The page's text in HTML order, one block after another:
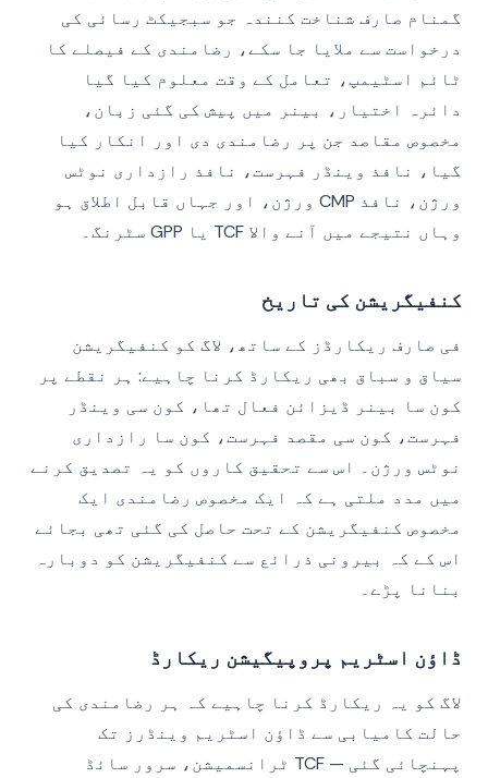
گمنام صارف شناخت کنندہ جو سبجیکٹ رسائی کی
درخواست سے ملایا جا سکے، رضامندی کے فیصلے کا
ٹائم اسٹیمپ، تعامل کے وقت معلوم کیا گیا
دائرہ اختیار، بینر میں پیش کی گئی زبان،
مخصوص مقاصد جن پر رضامندی دی اور انکار کیا
گیا، نافذ وینڈر فہرست، نافذ رازداری نوٹس
ورژن، نافذ CMP ورژن، اور جہاں قابل اطلاق ہو
وہاں نتیجے میں آنے والا TCF یا GPP سٹرنگ۔
کنفیگریشن کی تاریخ
فی صارف ریکارڈز کے ساتھ، لاگ کو کنفیگریشن
سیاق و سباق بھی ریکارڈ کرنا چاہیے: ہر نقطے پر
کون سا بینر ڈیزائن فعال تھا، کون سی وینڈر
فہرست، کون سی مقصد فہرست، کون سا رازداری
نوٹس ورژن۔ اس سے تحقیق کاروں کو یہ تصدیق کرنے
میں مدد ملتی ہے کہ ایک مخصوص رضامندی ایک
مخصوص کنفیگریشن کے تحت حاصل کی گئی تھی بجائے
اس کے کہ بیرونی ذرائع سے کنفیگریشن کو دوبارہ
بنانا پڑے۔
ڈاؤن اسٹریم پروپیگیشن ریکارڈ
لاگ کو یہ ریکارڈ کرنا چاہیے کہ ہر رضامندی کی
حالت کامیابی سے ڈاؤن اسٹریم وینڈرز تک
پہنچائی گئی — TCF ٹرانسمیشن، سرور سائڈ